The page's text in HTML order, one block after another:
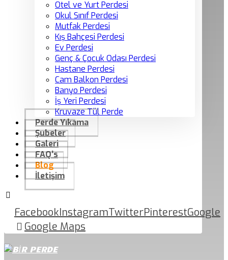
Otel ve Yurt Perdesi
Okul Sınıf Perdesi
Mutfak Perdesi
Kış Bahçesi Perdesi
Ev Perdesi
Genç & Çocuk Odası Perdesi
Hastane Perdesi
Cam Balkon Perdesi
Banyo Perdesi
İş Yeri Perdesi
Kruvaze Tül Perde
Perde Yıkama
Şubeler
Galeri
FAQ’s
Blog
İletişim
FacebookInstagramTwitterPinterestGoogle
Google Maps